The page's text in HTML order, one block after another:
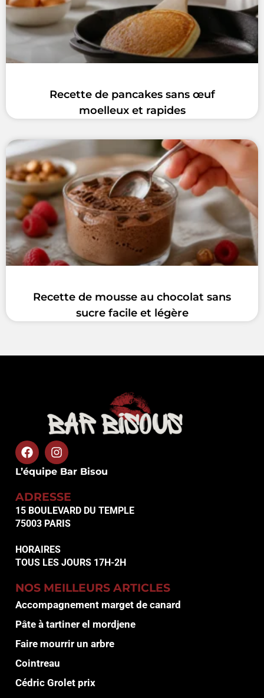
Recette de pancakes sans œuf
moelleux et rapides
Recette de mousse au chocolat sans
sucre facile et légère
L’équipe Bar Bisou
ADRESSE
15 BOULEVARD DU TEMPLE
75003 PARIS
HORAIRES
TOUS LES JOURS 17H-2H
NOS MEILLEURS ARTICLES
Accompagnement marget de canard
Pâte à tartiner el mordjene
Faire mourrir un arbre
Cointreau
Cédric Grolet prix